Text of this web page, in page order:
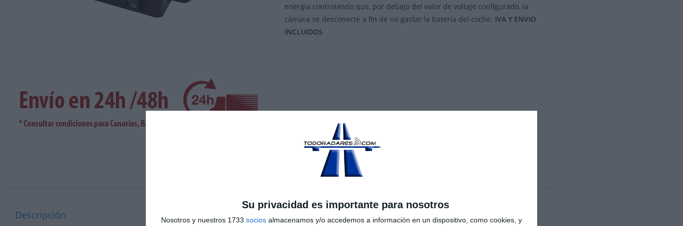
Su privacidad es importante para nosotros
Nosotros y nuestros 1733 socios almacenamos y/o accedemos a información en un dispositivo, como cookies, y
energía controlando que, por debajo del valor de voltaje configurado, la
cámara se desconecte a fin de no gastar la batería del coche. IVA Y ENVIO
INCLUIDOS
Descripción